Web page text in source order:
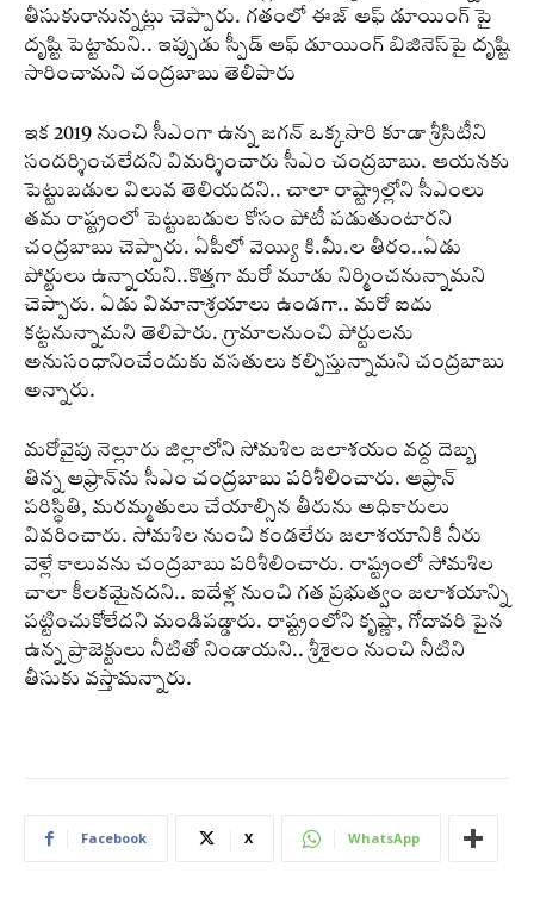
తీసుకురానున్నట్లు చెప్పారు. గతంలో ఈజ్ ఆఫ్ డూయింగ్ పై
దృష్టి పెట్టామని.. ఇప్పుడు స్పీడ్‌ ఆఫ్‌ డూయింగ్‌ బిజినెస్‌పై దృష్టి
సారించామని చంద్రబాబు తెలిపారు
ఇక 2019 నుంచి సీఎంగా ఉన్న జగన్ ఒక్కసారి కూడా శ్రీసిటీని
సందర్శించలేదని విమర్శించారు సీఎం చంద్రబాబు. ఆయనకు
పెట్టుబడుల విలువ తెలియదని.. చాలా రాష్ట్రాల్లోని సీఎంలు
తమ రాష్ట్రంలో పెట్టుబడుల కోసం పోటీ పడుతుంటారని
చంద్రబాబు చెప్పారు. ఏపీలో వెయ్యి కి.మీ.ల తీరం..ఏడు
పోర్టులు ఉన్నాయని..కొత్తగా మరో మూడు నిర్మించనున్నామని
చెప్పారు. ఏడు విమానాశ్రయాలు ఉండగా.. మరో ఐదు
కట్టనున్నామని తెలిపారు. గ్రామాలనుంచి పోర్టులను
అనుసంధానించేందుకు వసతులు కల్పిస్తున్నామని చంద్రబాబు
అన్నారు.
మరోవైపు నెల్లూరు జిల్లాలోని సోమశిల జలాశయం వద్ద దెబ్బ
తిన్న ఆఫ్రాన్‌ను సీఎం చంద్రబాబు పరిశీలించారు. ఆఫ్రాన్
పరిస్థితి, మరమ్మతులు చేయాల్సిన తీరును అధికారులు
వివరించారు. సోమశిల నుంచి కండలేరు జలాశయానికి నీరు
వెళ్లే కాలువను చంద్రబాబు పరిశీలించారు. రాష్ట్రంలో సోమశిల
చాలా కీలకమైనదని.. ఐదేళ్ల నుంచి గత ప్రభుత్వం జలాశయాన్ని
పట్టించుకోలేదని మండిపడ్డారు. రాష్ట్రంలోని కృష్ణా, గోదావరి పైన
ఉన్న ప్రాజెక్టులు నీటితో నిండాయని.. శ్రీశైలం నుంచి నీటిని
తీసుకు వస్తామన్నారు.
Facebook X WhatsApp